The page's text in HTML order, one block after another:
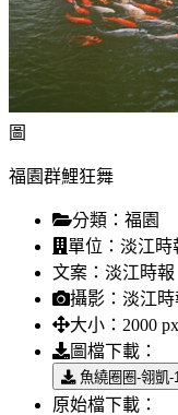
圖
福園群鯉狂舞
分類： 福園
單位： 淡江時
文案： 淡江時報
攝影： 淡江
大小： 2000
圖檔下載：
魚繞圈圈-翎凱-
原始檔下載：